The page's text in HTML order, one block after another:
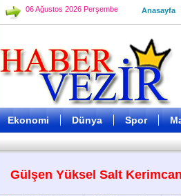
06 Ağustos 2026 Perşembe Anasayfa
Ekonomi Dünya Spor
Gülşen Yüksel Salt